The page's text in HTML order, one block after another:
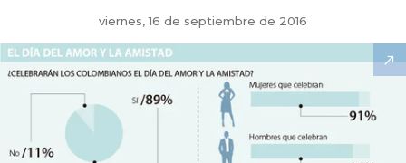
viernes, 16 de septiembre de 2016